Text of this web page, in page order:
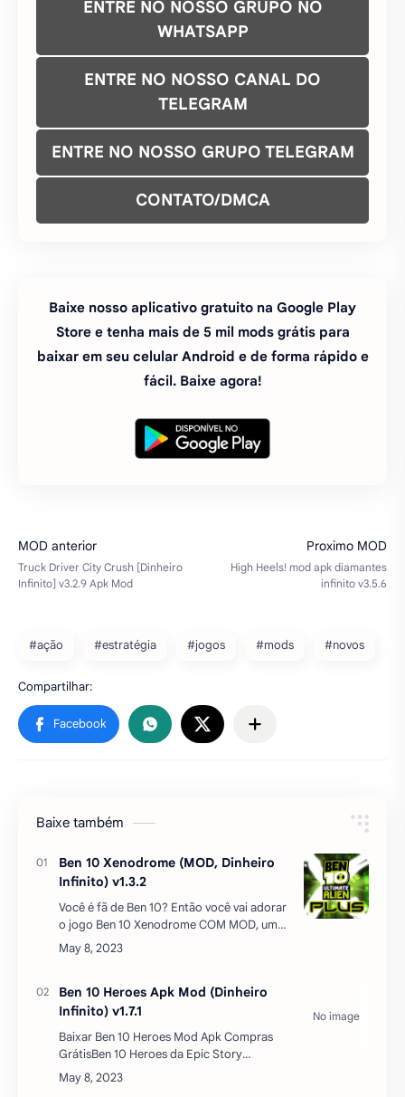
ENTRE NO NOSSO GRUPO NO
WHATSAPP
ENTRE NO NOSSO CANAL DO
TELEGRAM
ENTRE NO NOSSO GRUPO TELEGRAM
CONTATO/DMCA
Baixe nosso aplicativo gratuito na Google Play
Store e tenha mais de 5 mil mods grátis para
baixar em seu celular Android e de forma rápido e
fácil. Baixe agora!
#ação #estratégia #jogos #mods #novos
Baixe também
Ben 10 Xenodrome (MOD, Dinheiro
Infinito) v1.3.2
Você é fã de Ben 10? Então você vai adorar
o jogo Ben 10 Xenodrome COM MOD, um
jogo de luta baseado na série animada do
Cartoon Network. Neste jogo, você pode
Ben 10 Heroes Apk Mod (Dinheiro
Infinito) v1.7.1
Baixar Ben 10 Heroes Mod Apk Compras
GrátisBen 10 Heroes da Epic Story
Interactive é um jogo de ação e aventura
com o tema Ben 10 legal para o seu